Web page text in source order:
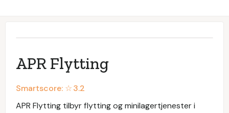
APR Flytting
Smartscore: ☆3.2
APR Flytting tilbyr flytting og minilagertjenester i